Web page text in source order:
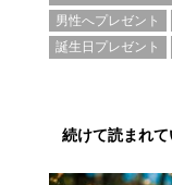
男性へプレゼント
誕生日プレゼント
続けて読まれ